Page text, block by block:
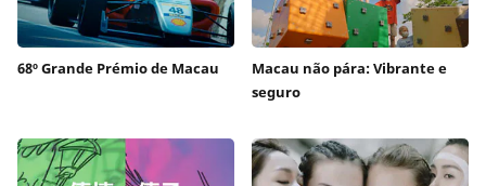
68º Grande Prémio de Macau
Macau não pára: Vibrante e
seguro